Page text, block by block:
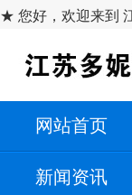
★ 您好，欢迎来到
网站首页
新闻资讯